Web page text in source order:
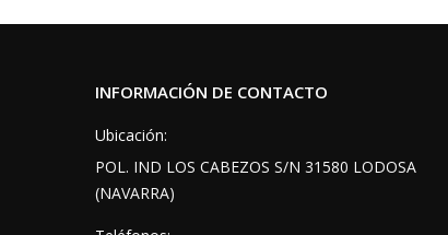
INFORMACIÓN DE CONTACTO
Ubicación:
POL. IND LOS CABEZOS S/N 31580 LODOSA
(NAVARRA)